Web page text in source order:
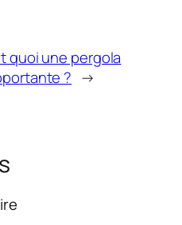
quoi une pergola
? →